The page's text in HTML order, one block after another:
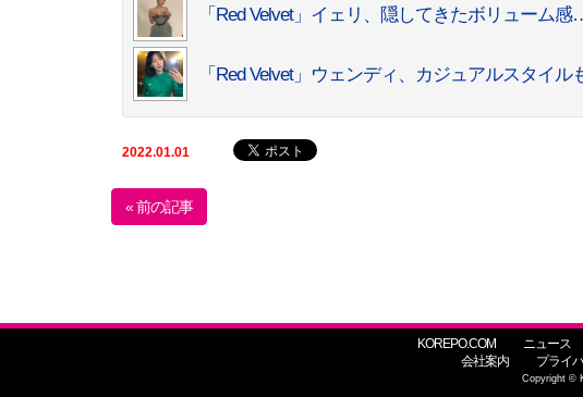
「Red Velvet」イェリ、隠してきたボリューム
「Red Velvet」ウェンディ、カジュアルスタイ
2022.01.01
« 前の記事
KOREPO.COM ニュース
会社案内
プライ
Copyright ©